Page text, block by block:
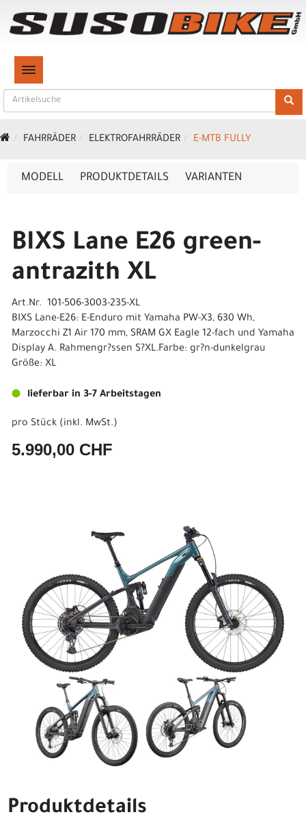
TOGGLE NAVIGATION
FAHRRÄDER ELEKTROFAHRRÄDER E-MTB FULLY
MODELL PRODUKTDETAILS VARIANTEN
BIXS Lane E26 green-
antrazith XL
Art.Nr. 101-506-3003-235-XL
BIXS Lane-E26: E-Enduro mit Yamaha PW-X3, 630 Wh,
Marzocchi Z1 Air 170 mm, SRAM GX Eagle 12-fach und Yamaha
Display A. Rahmengr?ssen S?XL.Farbe: gr?n-dunkelgrau
Größe: XL
lieferbar in 3-7 Arbeitstagen
pro Stück (inkl. MwSt.)
5.990,00 CHF
Produktdetails